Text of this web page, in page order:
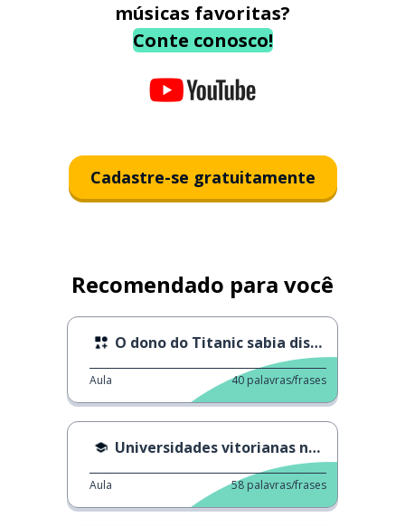
músicas favoritas?
Conte conosco!
Cadastre-se gratuitamente
Recomendado para você
O dono do Titanic sabia disso?
Aula 40 palavras/frases
Universidades vitorianas no Reino Unido
Aula 58 palavras/frases